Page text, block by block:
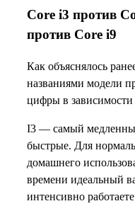
Core i3 против
против Core i9
Как объяснялось
названиями модели
цифры в зависимости
I3 — самый
быстрые. Для
домашнего
времени идеальный
интенсивно